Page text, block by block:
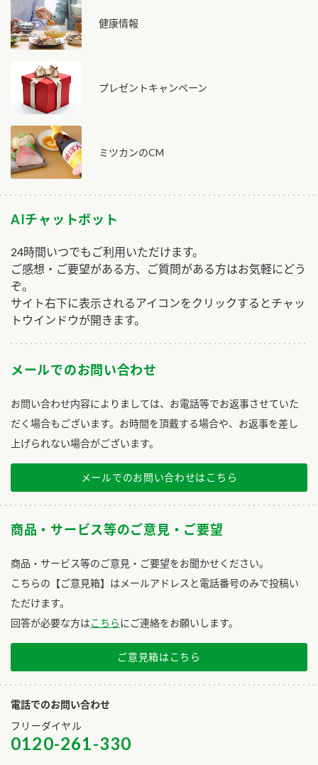
健康情報
プレゼントキャンペーン
ミツカンのCM
AIチャットボット
24時間いつでもご利用いただけます。
ご感想・ご要望がある方、ご質問がある方はお気軽にどう
ぞ。
サイト右下に表示されるアイコンをクリックするとチャッ
トウインドウが開きます。
メールでのお問い合わせ
お問い合わせ内容によりましては、お電話等でお返事させていた
だく場合もございます。お時間を頂戴する場合や、お返事を差し
上げられない場合がございます。
メールでのお問い合わせはこちら
商品・サービス等のご意見・ご要望
商品・サービス等のご意見・ご要望をお聞かせください。
こちらの【ご意見箱】はメールアドレスと電話番号のみで投稿い
ただけます。
回答が必要な方はこちらにご連絡をお願いします。
ご意見箱はこちら
電話でのお問い合わせ
フリーダイヤル
0120-261-330